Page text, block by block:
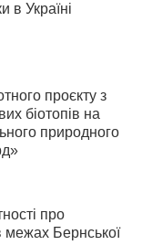
в Україні
проєкту з
біотопів на
природного
про
межах Бернської